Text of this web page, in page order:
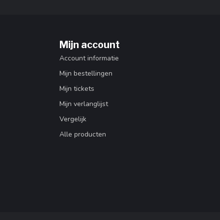
Mijn account
Account informatie
Mijn bestellingen
Mijn tickets
Mijn verlanglijst
Vergelijk
Alle producten